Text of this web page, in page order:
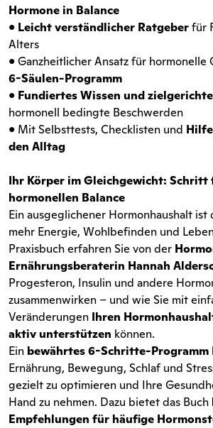
Hormone in Balance
• Leicht verständlicher Ratgeberfür
Alters
• Ganzheitlicher Ansatz für hormonelle
6-Säulen-Programm
• Fundiertes Wissen und
hormonell bedingte Beschwerden
• Mit Selbsttests, Checklisten und
den Alltag
Ihr Körper im Gleichgewicht:
hormonellen Balance
Ein ausgeglichener Hormonhaushalt ist
mehr Energie, Wohlbefinden und
Praxisbuch erfahren Sie von der
Ernährungsberaterin Hannah
Progesteron, Insulin und andere
zusammenwirken – und wie Sie mit
Veränderungen Ihren
aktiv unterstützen können.
Ein bewährtes 6-Schritte-Programm
Ernährung, Bewegung, Schlaf und
gezielt zu optimieren und Ihre
Hand zu nehmen. Dazu bietet das Buch
Empfehlungen für häufige